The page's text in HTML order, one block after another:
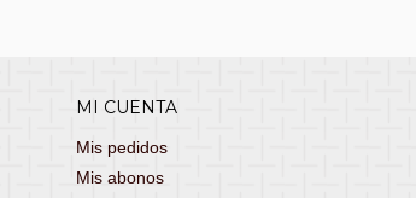
MI CUENTA
Mis pedidos
Mis abonos